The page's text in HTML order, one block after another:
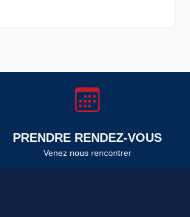
PRENDRE RENDEZ-VOUS
Venez nous rencontrer